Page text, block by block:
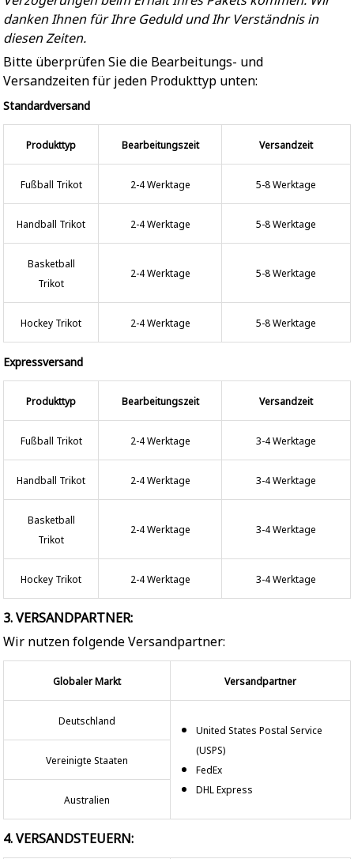
danken Ihnen für Ihre Geduld und Ihr Verständnis in
diesen Zeiten.
Bitte überprüfen Sie die Bearbeitungs- und
Versandzeiten für jeden Produkttyp unten:
Standardversand
Produkttyp Bearbeitungszeit Versandzeit
Fußball Trikot 2-4 Werktage 5-8 Werktage
Handball Trikot 2-4 Werktage 5-8 Werktage
Basketball
Trikot
2-4 Werktage 5-8 Werktage
Hockey Trikot 2-4 Werktage 5-8 Werktage
Expressversand
Produkttyp Bearbeitungszeit Versandzeit
Fußball Trikot 2-4 Werktage 3-4 Werktage
Handball Trikot 2-4 Werktage 3-4 Werktage
Basketball
Trikot
2-4 Werktage 3-4 Werktage
Hockey Trikot 2-4 Werktage 3-4 Werktage
3. VERSANDPARTNER:
Wir nutzen folgende Versandpartner:
Globaler Markt Versandpartner
Deutschland
United States Postal Service
(USPS)
FedEx
DHL Express
Vereinigte Staaten
Australien
4. VERSANDSTEUERN: